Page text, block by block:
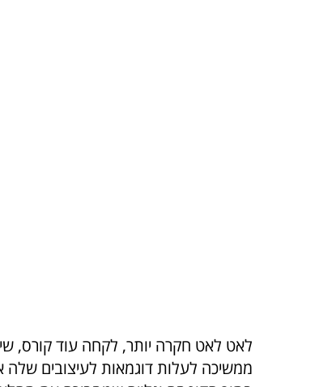
לאט לאט חקרה יותר, לקחה עוד קורס,
ממשיכה לעלות דוגמאות לעיצובים שלה